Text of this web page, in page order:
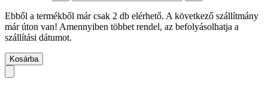
Ebből a termékből már csak 2 db elérhető. A következő szállítmány
már úton van! Amennyiben többet rendel, az befolyásolhatja a
szállítási dátumot.
Kosárba